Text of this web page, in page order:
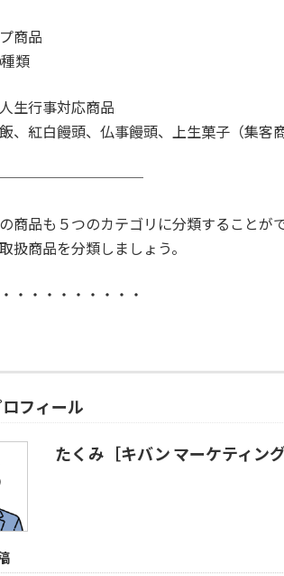
商品
類
生行事対応商品
、紅白饅頭、仏事饅頭、上生菓子（集客
商品も５つのカテゴリに分類すること
扱商品を分類しましょう。
・・・・・・・・・
フィール
たくみ［キバン マーケティング